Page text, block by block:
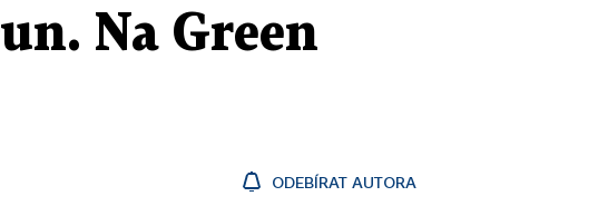
Na Green
ODEBÍRAT AUTORA